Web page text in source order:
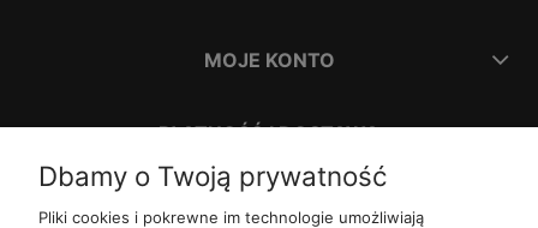
MOJE KONTO
PŁATNOŚĆ I DOSTAWA
INFORMACJE
Dbamy o Twoją prywatność
Pliki cookies i pokrewne im technologie umożliwiają